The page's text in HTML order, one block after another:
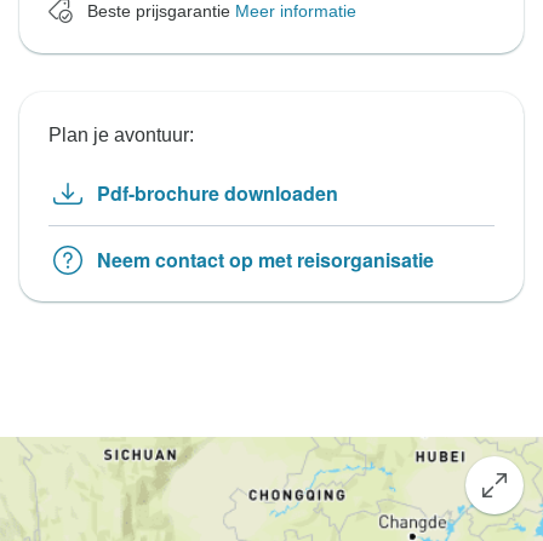
Beste prijsgarantie Meer informatie
Plan je avontuur:
Pdf-brochure downloaden
Neem contact op met reisorganisatie